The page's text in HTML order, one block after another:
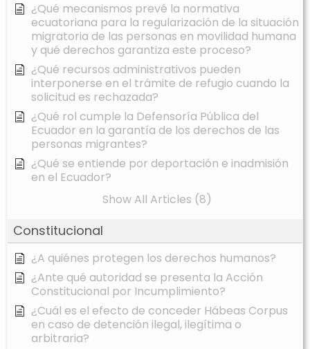
¿Qué mecanismos prevé la normativa
ecuatoriana para la regularización de la situación
migratoria de las personas en movilidad humana
y qué derechos garantiza este proceso?
¿Qué recursos administrativos pueden
interponerse en el trámite de refugio cuando la
solicitud es rechazada?
¿Qué rol cumple la Defensoría Pública del
Ecuador en la garantía de los derechos de las
personas migrantes?
¿Qué se entiende por deportación e inadmisión
en el Ecuador?
Show All Articles (8)
Constitucional
¿A quiénes protegen los derechos humanos?
¿Ante qué autoridad se presenta la Acción
Constitucional por Incumplimiento?
¿Cuál es el efecto de conceder Hábeas Corpus
en caso de detención ilegal, ilegítima o
arbitraria?